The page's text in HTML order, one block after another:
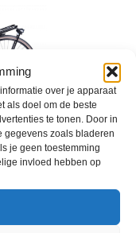
over je apparaat
als doel om de beste
te tonen. Door in
gegevens zoals bladeren
je geen toestemming
invloed hebben op